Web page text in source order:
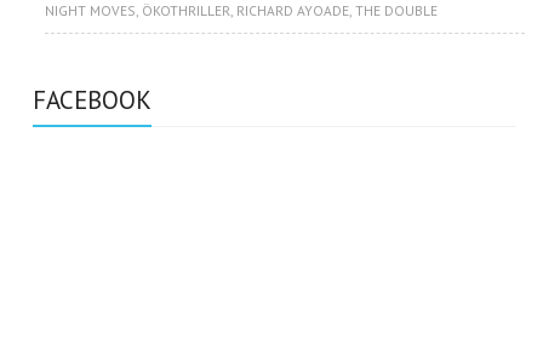
NIGHT MOVES, ÖKOTHRILLER, RICHARD AYOADE,THE DOUBLE
FACEBOOK